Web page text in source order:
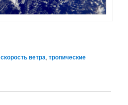
скорость ветра,тропические